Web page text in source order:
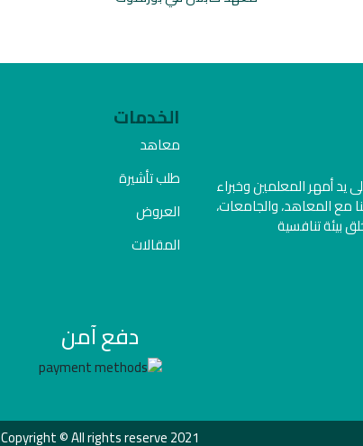
يد أمهر المعلمين وخبراء
مع المعاهد، والجامعات،
بيئة تنافسية
الخدمات
معاهد
طلب تأشيرة
العروض
المقالات
دفع آمن
Copyright © All rights reserve 2021